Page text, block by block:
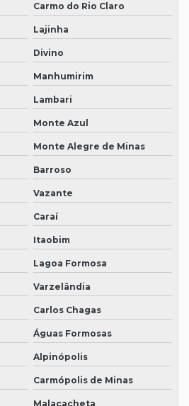
Carmo do Rio Claro
Lajinha
Divino
Manhumirim
Lambari
Monte Azul
Monte Alegre de Minas
Barroso
Vazante
Caraí
Itaobim
Lagoa Formosa
Varzelândia
Carlos Chagas
Águas Formosas
Alpinópolis
Carmópolis de Minas
Malacacheta